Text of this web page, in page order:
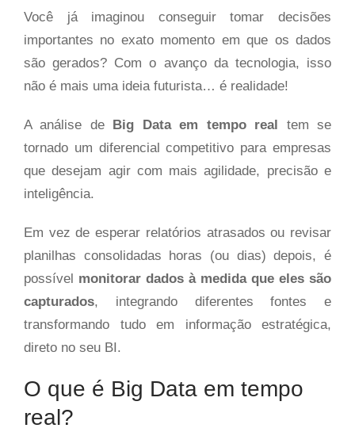
Você já imaginou conseguir tomar decisões
importantes no exato momento em que os dados
são gerados? Com o avanço da tecnologia, isso
não é mais uma ideia futurista… é realidade!
A análise de Big Data em tempo real
tem se
tornado um diferencial competitivo para empresas
que desejam agir com mais agilidade, precisão e
inteligência.
Em vez de esperar relatórios atrasados ou revisar
planilhas consolidadas horas (ou dias) depois, é
possível monitorar dados à medida que eles são
capturados, integrando diferentes fontes e
transformando tudo em informação estratégica,
direto no seu BI.
O que é Big Data em tempo
real?